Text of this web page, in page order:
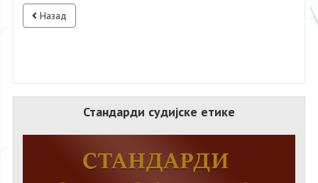
Назад
Стандарди судијске етике